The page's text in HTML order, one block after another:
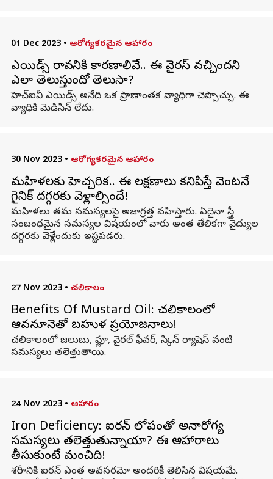
01 Dec 2023 • ఆరోగ్యకరమైన ఆహారం
ఎయిడ్స్ రావడానికి కారణాలివే.. ఈ వైరస్ వచ్చిందని
ఎలా తెలుస్తుందో తెలుసా?
హెచ్ఐవీ ఎయిడ్స్ అనేది ఒక ప్రాణాంతక వ్యాధిగా చెప్పొచ్చు. ఈ
వ్యాధికి మెడిసిన్ లేదు.
30 Nov 2023 • ఆరోగ్యకరమైన ఆహారం
మహిళలకు హెచ్చరిక.. ఈ లక్షణాలు కనిపిస్తే వెంటనే
గైనిక్ దగ్గరకు వెళ్లాల్సిందే!
మహిళలు తమ సమస్యలపై అజాగ్రత్త వహిస్తారు. ఏదైనా స్త్రీ
సంబంధమైన సమస్యల విషయంలో వారు అంత తేలికగా వైద్యుల
దగ్గరకు వెళ్లేందుకు ఇష్టపడరు.
27 Nov 2023 • చలికాలం
Benefits Of Mustard Oil: చలికాలంలో
ఆవనూనె‌తో బహుళ ప్రయోజనాలు!
చలికాలంలో జలుబు, ఫ్లూ, వైరల్ ఫీవర్, స్కిన్ ర్యాషెస్ వంటి
సమస్యలు తలెత్తుతాయి.
24 Nov 2023 • ఆహారం
Iron Deficiency: ఐరన్ లోపంతో అనారోగ్య
సమస్యలు తలెత్తుతున్నాయా? ఈ ఆహారాలు
తీసుకుంటే మంచిది!
శరీరానికి ఐరన్ ఎంత అవసరమో అందరికీ తెలిసిన విషయమే.